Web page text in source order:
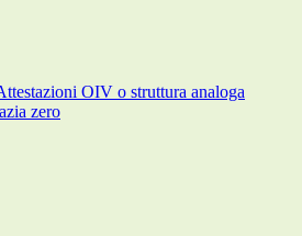
OIV o struttura analoga
zero